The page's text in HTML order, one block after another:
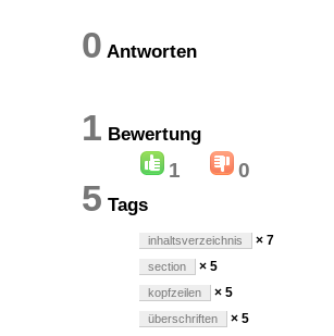
0 Antworten
1 Bewertung
1 0
5 Tags
inhaltsverzeichnis × 7
section × 5
kopfzeilen × 5
überschriften × 5